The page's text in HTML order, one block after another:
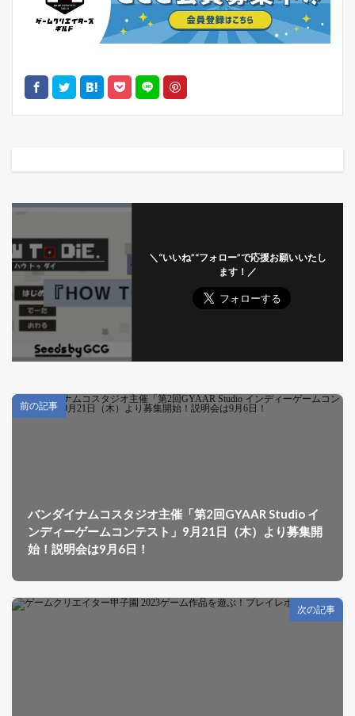
＼“いいね”“フォロー”で応援お願いいたし
ます！／
前の記事
バンダイナムコスタジオ主催「第2回GYAAR Studio イ
ンディーゲームコンテスト」9月21日（木）より募集開
始！説明会は9月6日！
次の記事